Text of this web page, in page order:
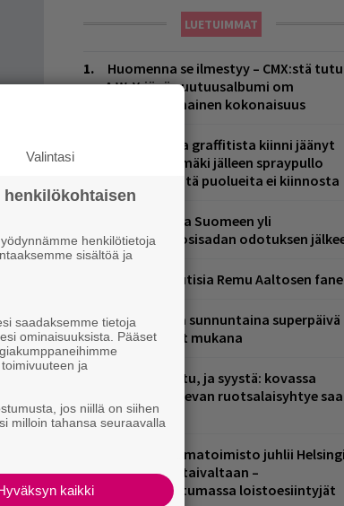
LUETUIMMAT
Huomenna se ilmestyy – CMX:stä
A.W. Yrjänän uutuusalbumi om
mammuttimainen kokonaisuus
Laittomasta graffitista kiinni jäänyt
Paavo Arhinmäki jälleen spraypullo
kädessä – näitä puolueita ei kiinnosta
Weezer palaa Suomeen yli
neljännesvuosisadan odotuksen
Mainioita uutisia Remu Aaltosen
Tampereella sunnuntaina superpäivä
nämä artistit mukana
Kent mainittu, ja syystä: kovassa
nosteessa olevan ruotsalaisyhtye
Suomeen
Mainio ohjelmatoimisto juhlii
10-vuotista taivaltaan –
ilmaistapahtumassa loistoesiintyjät
Valintasi
henkilötietoja
sisältöä ja
saadaksemme tietoja
ominaisuuksista. Pääset
ja
jos niillä on siihen
milloin tahansa seuraavalla
kaikki